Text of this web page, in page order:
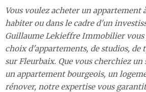
Vous voulez acheter un appartement
habiter ou dans le cadre d'un
Guillaume Lekieffre Immobilier vous
choix d'appartements, de studios, de
sur Fleurbaix. Que vous cherchiez
un appartement bourgeois, un
rénover, notre expertise vous